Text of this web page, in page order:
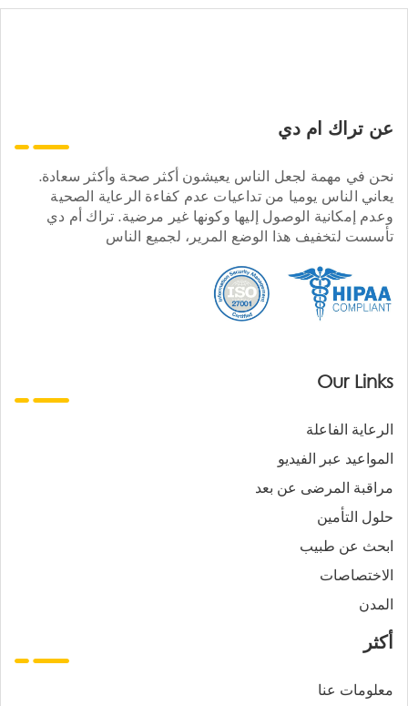
عن تراك ام دي
نحن في مهمة لجعل الناس يعيشون أكثر صحة وأكثر سعادة.
يعاني الناس يوميا من تداعيات عدم كفاءة الرعاية الصحية
وعدم إمكانية الوصول إليها وكونها غير مرضية. تراك أم دي
تأسست لتخفيف هذا الوضع المرير، لجميع الناس
Our Links
الرعاية الفاعلة
المواعيد عبر الفيديو
مراقبة المرضى عن بعد
حلول التأمين
ابحث عن طبيب
الاختصاصات
المدن
أكثر
معلومات عنا